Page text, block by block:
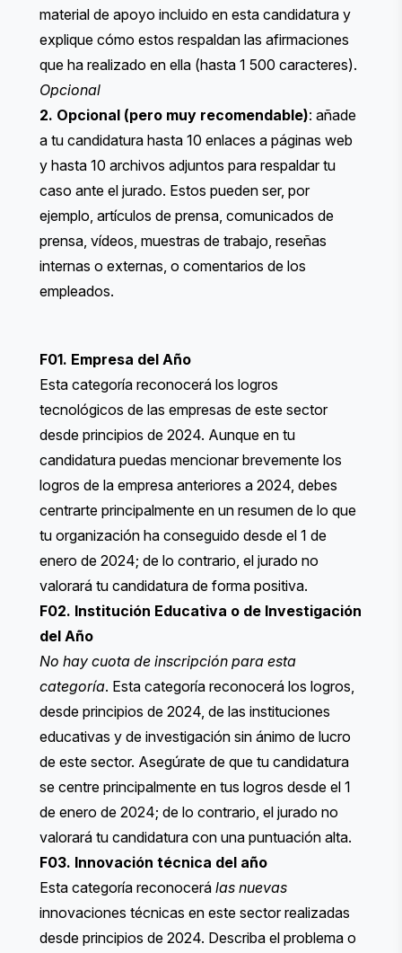
material de apoyo incluido en esta candidatura y
explique cómo estos respaldan las afirmaciones
que ha realizado en ella (hasta 1 500 caracteres).
Opcional
2. Opcional (pero muy recomendable): añade
a tu candidatura hasta 10 enlaces a páginas web
y hasta 10 archivos adjuntos para respaldar tu
caso ante el jurado. Estos pueden ser, por
ejemplo, artículos de prensa, comunicados de
prensa, vídeos, muestras de trabajo, reseñas
internas o externas, o comentarios de los
empleados.
F01. Empresa del Año
Esta categoría reconocerá los logros
tecnológicos de las empresas de este sector
desde principios de 2024. Aunque en tu
candidatura puedas mencionar brevemente los
logros de la empresa anteriores a 2024, debes
centrarte principalmente en un resumen de lo que
tu organización ha conseguido desde el 1 de
enero de 2024; de lo contrario, el jurado no
valorará tu candidatura de forma positiva.
F02. Institución Educativa o de Investigación
del Año
No hay cuota de inscripción para esta
categoría. Esta categoría reconocerá los logros,
desde principios de 2024, de las instituciones
educativas y de investigación sin ánimo de lucro
de este sector. Asegúrate de que tu candidatura
se centre principalmente en tus logros desde el 1
de enero de 2024; de lo contrario, el jurado no
valorará tu candidatura con una puntuación alta.
F03. Innovación técnica del año
Esta categoría reconocerá las nuevas
innovaciones técnicas en este sector realizadas
desde principios de 2024. Describa el problema o